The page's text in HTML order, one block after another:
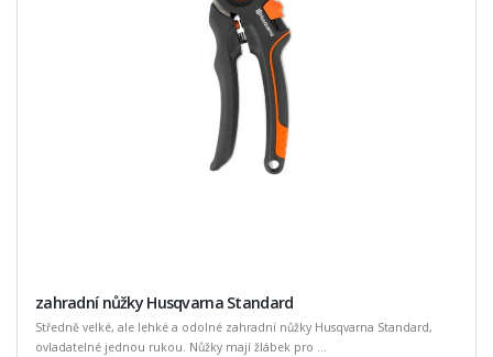
zahradní nůžky Husqvarna Standard
Středně velké, ale lehké a odolné zahradní nůžky Husqvarna Standard,
ovladatelné jednou rukou. Nůžky mají žlábek pro ...